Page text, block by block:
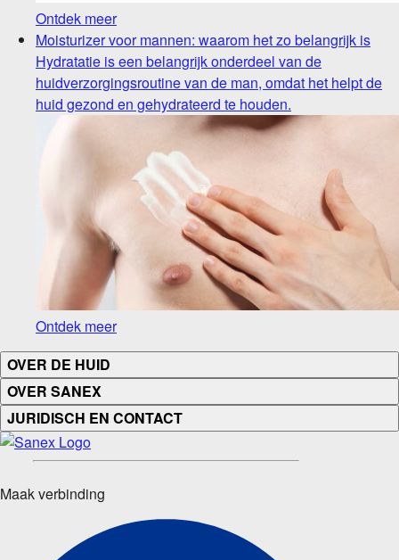
Ontdek meer
Moisturizer voor mannen: waarom het zo belangrijk is
Hydratatie is een belangrijk onderdeel van de
huidverzorgingsroutine van de man, omdat het helpt de
huid gezond en gehydrateerd te houden.
Ontdek meer
OVER DE HUID
OVER SANEX
JURIDISCH EN CONTACT
Maak verbinding